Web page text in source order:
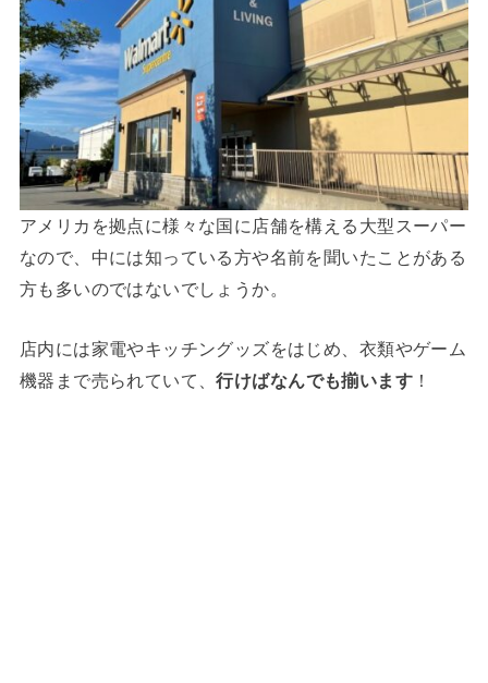
アメリカを拠点に様々な国に店舗を構える大型スーパー
なので、中には知っている方や名前を聞いたことがある
方も多いのではないでしょうか。
店内には家電やキッチングッズをはじめ、衣類やゲーム
機器まで売られていて、行けばなんでも揃います ！